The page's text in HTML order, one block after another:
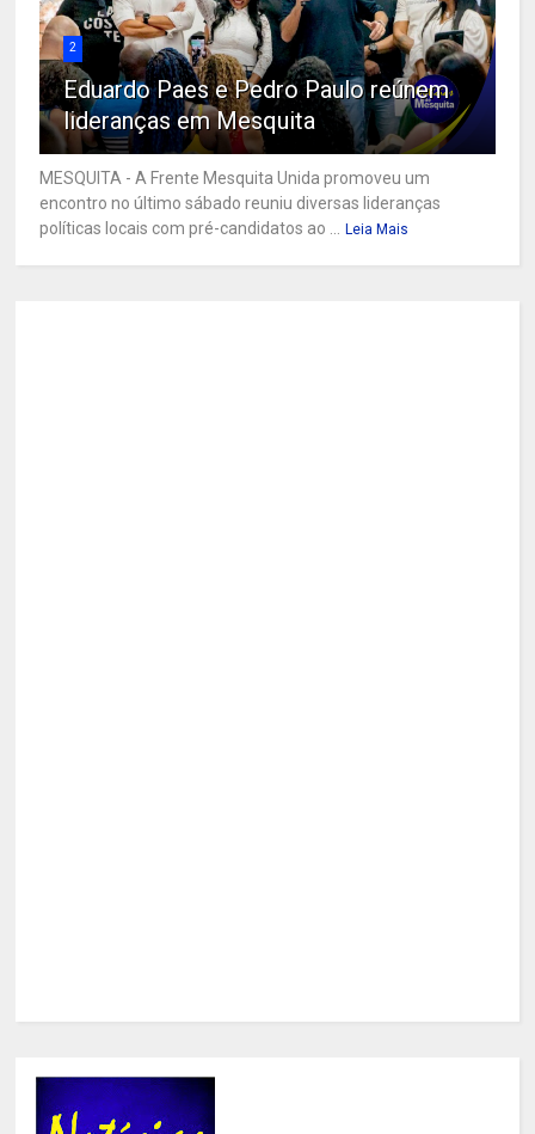
2
Eduardo Paes e Pedro Paulo reúnem
lideranças em Mesquita
MESQUITA - A Frente Mesquita Unida promoveu um
encontro no último sábado reuniu diversas lideranças
políticas locais com pré-candidatos ao ...
Leia Mais